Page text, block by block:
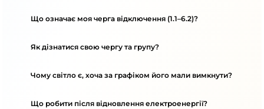
Що означає моя черга відключення (1.1–6.2)?
Як дізнатися свою чергу та групу?
Чому світло є, хоча за графіком його мали вимкнути?
Що робити після відновлення електроенергії?